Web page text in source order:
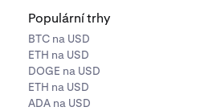
Populární trhy
BTC na USD
ETH na USD
DOGE na USD
ETH na USD
ADA na USD